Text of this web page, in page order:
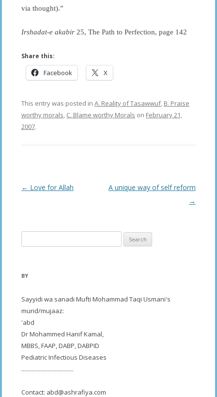
via thought).”
Irshadat-e akabir 25, The Path to Perfection, page 142
Share this:
Facebook X
This entry was posted in A. Reality of Tasawwuf, B. Praise
worthy morals, C. Blame worthy Morals on February 21,
2007.
Post
← Love for Allah
A unique way of self reform
→
for:
BY
Sayyidi wa sanadi Mufti Mohammad Taqi Usmani's
murid/mujaaz:
'abd
Dr Mohammed Hanif Kamal,
MBBS, FAAP, DABP, DABPID
Pediatric Infectious Diseases
....................................
Contact: abd@ashrafiya.com